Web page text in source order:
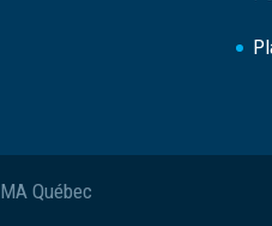
Québec